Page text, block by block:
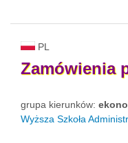
PL
Zamówienia
grupa kierunków:
Wyższa Szkoła